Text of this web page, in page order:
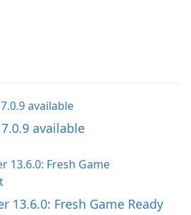
available
13.6.0: Fresh Game Ready